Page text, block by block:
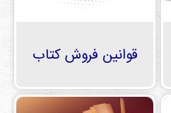
قوانین فروش کتاب